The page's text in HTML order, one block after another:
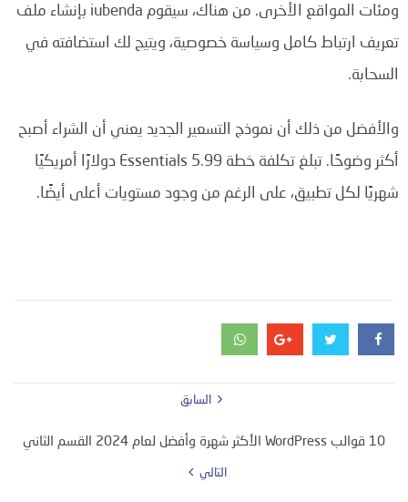
ومئات المواقع الأخرى. من هناك، سيقوم iubenda بإنشاء ملف
تعريف ارتباط كامل وسياسة خصوصية، ويتيح لك استضافته في
السحابة.
والأفضل من ذلك أن نموذج التسعير الجديد يعني أن الشراء أصبح
أكثر وضوحًا. تبلغ تكلفة خطة Essentials 5.99 دولارًا أمريكيًا
شهريًا لكل تطبيق، على الرغم من وجود مستويات أعلى أيضًا.
السابق
10 قوالب WordPress الأكثر شهرة وأفضل لعام 2024 القسم الثاني
التالي